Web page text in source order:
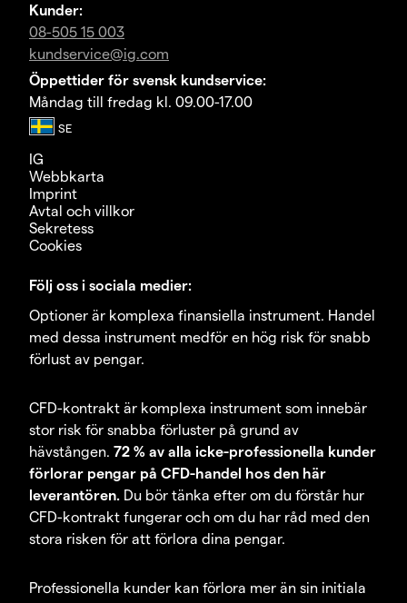
Kunder:
08-505 15 003
kundservice@ig.com
Öppettider för svensk kundservice:
Måndag till fredag kl. 09.00-17.00
IG
Webbkarta
Imprint
Avtal och villkor
Sekretess
Cookies
Följ oss i sociala medier:
Optioner är komplexa finansiella instrument. Handel
med dessa instrument medför en hög risk för snabb
förlust av pengar.
CFD-kontrakt är komplexa instrument som innebär
stor risk för snabba förluster på grund av
hävstången. 72 % av alla icke-professionella kunder
förlorar pengar på CFD-handel hos den här
leverantören. Du bör tänka efter om du förstår hur
CFD-kontrakt fungerar och om du har råd med den
stora risken för att förlora dina pengar.
Professionella kunder kan förlora mer än sin initiala